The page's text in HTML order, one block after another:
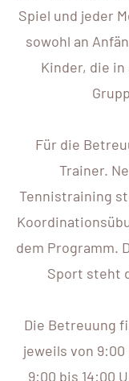
Spiel und jeder
sowohl an
Kinder, die
Für die
Trainer.
Tennistraining
dem Programm.
Sport steht
Die Betreuung
jeweils von 9:00
9:00 bis 14:00